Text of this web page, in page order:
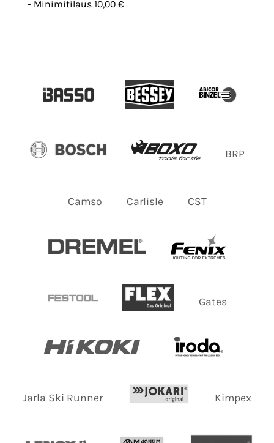
- Minimitilaus 10,00 €
BRP
Camso Carlisle CST
Gates
Jarla Ski Runner Kimpex